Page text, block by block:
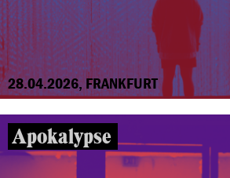
28.04.2026, FRANKFURT
Apokalypse